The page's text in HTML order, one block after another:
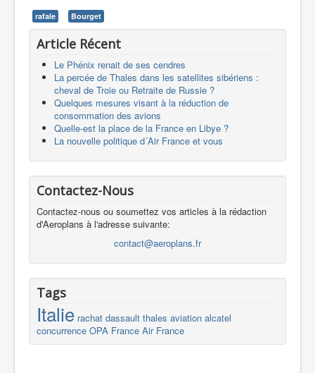
rafale Bourget
Article Récent
Le Phénix renait de ses cendres
La percée de Thales dans les satellites sibériens :
cheval de Troie ou Retraite de Russie ?
Quelques mesures visant à la réduction de
consommation des avions
Quelle-est la place de la France en Libye ?
La nouvelle politique d´Air France et vous
Contactez-Nous
Contactez-nous ou soumettez vos articles à la rédaction
d'Aeroplans à l'adresse suivante:
contact@aeroplans.fr
Tags
Italie rachat dassault thales aviation alcatel
concurrence OPA France Air France